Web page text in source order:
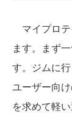
マイプロテ
ます。まず
す。ジムに
ユーザー向
を求めて軽